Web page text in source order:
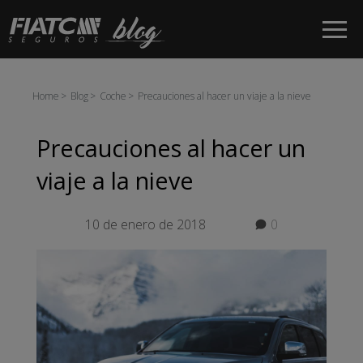
Saltar al contenido principal
Home Blog Coche Precauciones al hacer un viaje a la nieve
Precauciones al hacer un
viaje a la nieve
10 de enero de 2018 0